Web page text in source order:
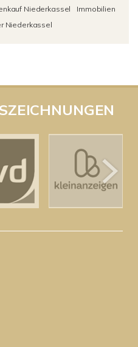
Niederkassel
Immobilien
Niederkassel